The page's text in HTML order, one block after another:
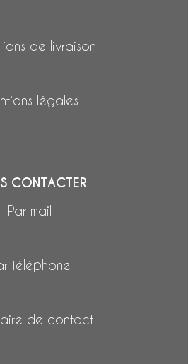
de livraison
légales
CONTACTER
Par mail
téléphone
de contact